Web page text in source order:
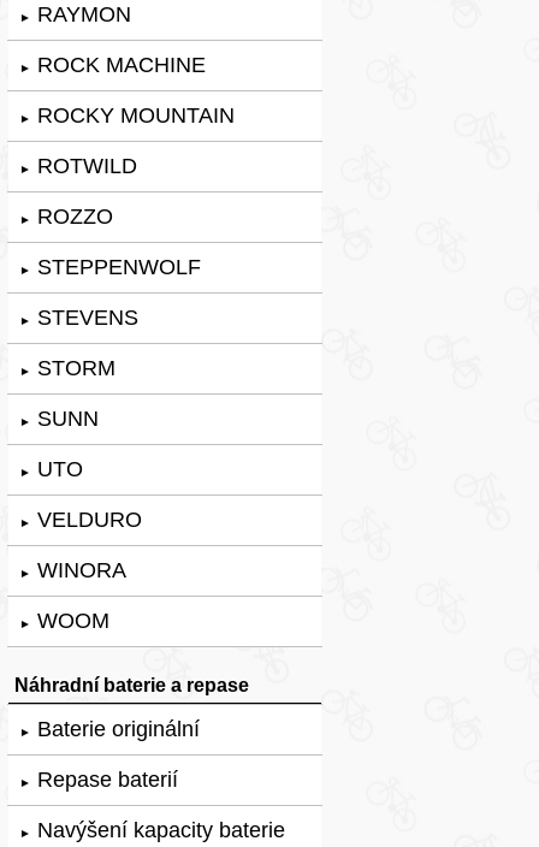
► RAYMON
► ROCK MACHINE
► ROCKY MOUNTAIN
► ROTWILD
► ROZZO
► STEPPENWOLF
► STEVENS
► STORM
► SUNN
► UTO
► VELDURO
► WINORA
► WOOM
Náhradní baterie a repase
► Baterie originální
► Repase baterií
► Navýšení kapacity baterie